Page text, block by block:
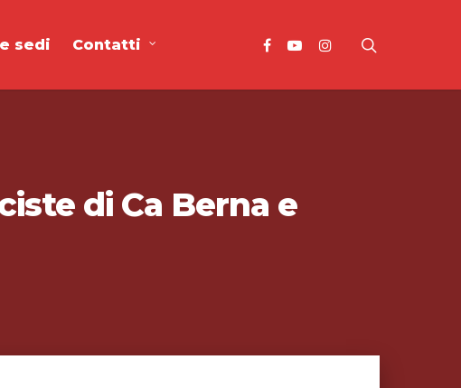
sedi Contatti
di Ca Berna e